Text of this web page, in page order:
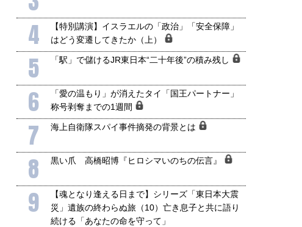
4
【特別講演】イスラエルの「政治」「安全保障」
はどう変遷してきたか（上）
5 「駅」で儲けるJR東日本“二十年後”の積み残し
6
「愛の温もり」が消えたタイ「国王パートナー」
称号剥奪までの1週間
7 海上自衛隊スパイ事件摘発の背景とは
8 黒い爪 高橋昭博『ヒロシマいのちの伝言』
9
【魂となり逢える日まで】シリーズ「東日本大震
災」遺族の終わらぬ旅（10）亡き息子と共に語り
続ける「あなたの命を守って」